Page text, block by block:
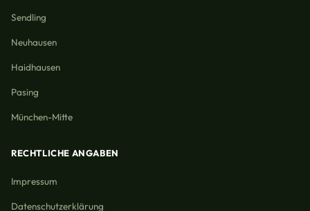
Sendling
Neuhausen
Haidhausen
Pasing
München-Mitte
RECHTLICHE ANGABEN
Impressum
Datenschutzerklärung